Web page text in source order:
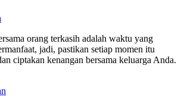
orang terkasih adalah waktu yang
jadi, pastikan setiap momen itu
ciptakan kenangan bersama keluarga Anda.